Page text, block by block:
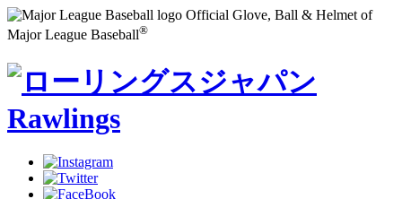
Official Glove, Ball & Helmet of
Major League Baseball®